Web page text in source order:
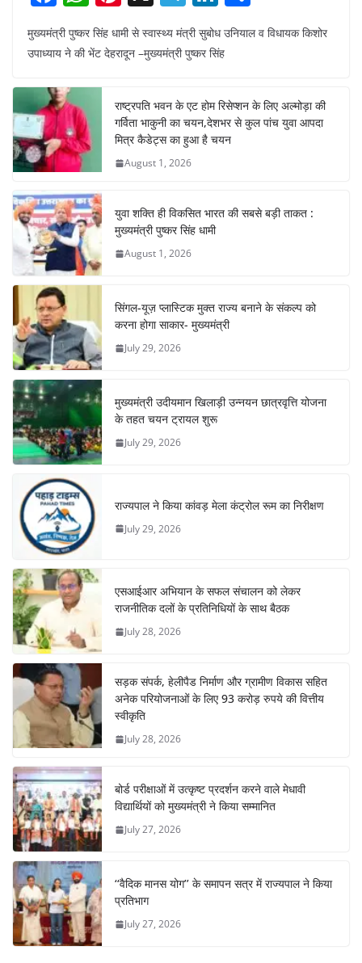
a
c
b
o
o
k
h
at
A
p
p
nt
er
e
st
el
e
gr
a
m
n
k
dI
n
ar
मुख्यमंत्री पुष्कर सिंह धामी से स्वास्थ्य मंत्री सुबोध उनियाल व विधायक किशोर
उपाध्याय ने की भेंट देहरादून –मुख्यमंत्री पुष्कर सिंह
राष्ट्रपति भवन के एट होम रिसेप्शन के लिए अल्मोड़ा की
गर्विता भाकुनी का चयन,देशभर से कुल पांच युवा आपदा
मित्र कैडेट्स का हुआ है चयन
August 1, 2026
युवा शक्ति ही विकसित भारत की सबसे बड़ी ताकत :
मुख्यमंत्री पुष्कर सिंह धामी
August 1, 2026
सिंगल-यूज़ प्लास्टिक मुक्त राज्य बनाने के संकल्प को
करना होगा साकार- मुख्यमंत्री
July 29, 2026
मुख्यमंत्री उदीयमान खिलाड़ी उन्नयन छात्रवृत्ति योजना
के तहत चयन ट्रायल शुरू
July 29, 2026
राज्यपाल ने किया कांवड़ मेला कंट्रोल रूम का निरीक्षण
July 29, 2026
एसआईआर अभियान के सफल संचालन को लेकर
राजनीतिक दलों के प्रतिनिधियों के साथ बैठक
July 28, 2026
सड़क संपर्क, हेलीपैड निर्माण और ग्रामीण विकास सहित
अनेक परियोजनाओं के लिए 93 करोड़ रुपये की वित्तीय
स्वीकृति
July 28, 2026
बोर्ड परीक्षाओं में उत्कृष्ट प्रदर्शन करने वाले मेधावी
विद्यार्थियों को मुख्यमंत्री ने किया सम्मानित
July 27, 2026
‘‘वैदिक मानस योग’’ के समापन सत्र में राज्यपाल ने किया
प्रतिभाग
July 27, 2026